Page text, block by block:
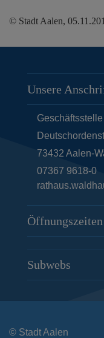
© Stadt Aalen,
Unsere
73432 Aalen-
07367 9618-0
Subwebs
© Stadt Aalen